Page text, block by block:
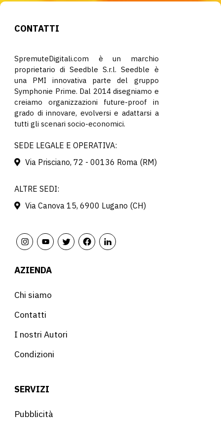
CONTATTI
SpremuteDigitali.com è un marchio
proprietario di Seedble S.r.l. Seedble è
una PMI innovativa parte del gruppo
Symphonie Prime. Dal 2014 disegniamo e
creiamo organizzazioni future-proof in
grado di innovare, evolversi e adattarsi a
tutti gli scenari socio-economici.
SEDE LEGALE E OPERATIVA:
Via Prisciano, 72 - 00136 Roma (RM)
ALTRE SEDI:
Via Canova 15, 6900 Lugano (CH)
AZIENDA
Chi siamo
Contatti
I nostri Autori
Condizioni
SERVIZI
Pubblicità